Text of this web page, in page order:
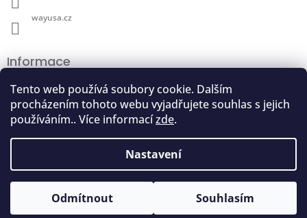
Tento web používá soubory cookie. Dalším
procházením tohoto webu vyjadřujete souhlas s jejich
používáním.. Více informacízde.
Nastavení
Odmítnout Souhlasím
wayusa.cz
Informace
Pěstování wayusy
Účinky wayusy
Pomáhej pralesu
Doprava a platby